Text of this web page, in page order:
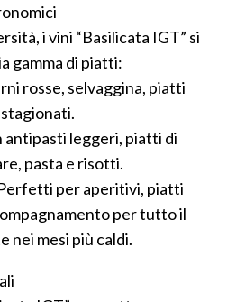
i vini “Basilicata IGT” si
gamma di piatti:
rosse, selvaggina, piatti
antipasti leggeri, piatti di
pasta e risotti.
per aperitivi, piatti
per tutto il
nei mesi più caldi.